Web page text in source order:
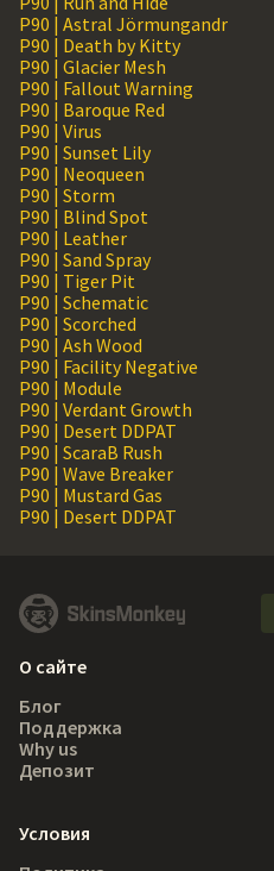
P90 | Astral Jörmungandr
P90 | Death by Kitty
P90 | Glacier Mesh
P90 | Fallout Warning
P90 | Baroque Red
P90 | Virus
P90 | Sunset Lily
P90 | Neoqueen
P90 | Storm
P90 | Blind Spot
P90 | Leather
P90 | Sand Spray
P90 | Tiger Pit
P90 | Schematic
P90 | Scorched
P90 | Ash Wood
P90 | Facility Negative
P90 | Module
P90 | Verdant Growth
P90 | Desert DDPAT
P90 | ScaraB Rush
P90 | Wave Breaker
P90 | Mustard Gas
P90 | Desert DDPAT
О сайте
Блог
Поддержка
Why us
Депозит
Условия